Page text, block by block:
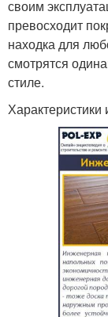
своим
превосходит
находка для
смотрятся
стиле.